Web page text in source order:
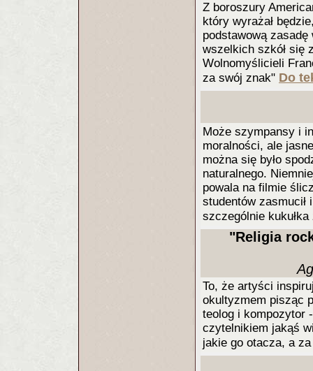
Z boroszury
który wyrażał
podstawową
wszelkich szkół się
Wolnomyślicieli
za swój znak" Do
Może szympansy i
moralności, ale
można się było
naturalnego.
powala na filmie
studentów zasmucił
szczególnie
"Religia
To, że artyści
okultyzmem pisząc
teolog i kompozytor
czytelnikiem jakąś
jakie go otacza, a